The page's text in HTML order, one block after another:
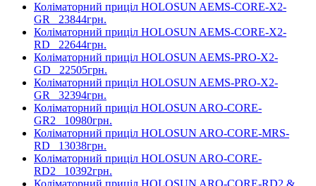
Коліматорний приціл HOLOSUN AEMS-CORE-X2-
GR 23844грн.
Коліматорний приціл HOLOSUN AEMS-CORE-X2-
RD 22644грн.
Коліматорний приціл HOLOSUN AEMS-PRO-X2-
GD 22505грн.
Коліматорний приціл HOLOSUN AEMS-PRO-X2-
GR 32394грн.
Коліматорний приціл HOLOSUN ARO-CORE-
GR2 10980грн.
Коліматорний приціл HOLOSUN ARO-CORE-MRS-
RD 13038грн.
Коліматорний приціл HOLOSUN ARO-CORE-
RD2 10392грн.